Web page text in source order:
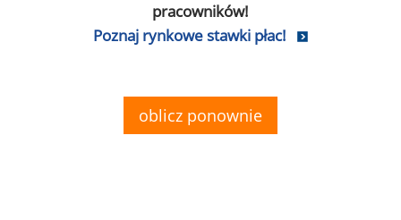
pracowników!
Poznaj rynkowe stawki płac!
oblicz ponownie